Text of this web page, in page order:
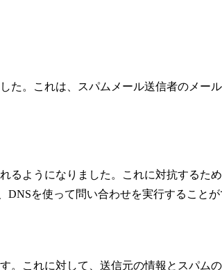
。これは、スパムメール送信者のメー
ようになりました。これに対抗するた
DNSを使って問い合わせを実行することが
これに対して、送信元の情報とスパム